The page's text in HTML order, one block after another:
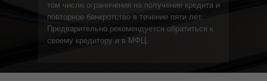
том числе ограничения на получение кредита и
повторное банкротство в течение пяти лет.
Предварительно рекомендуется обратиться к
своему кредитору и в МФЦ.